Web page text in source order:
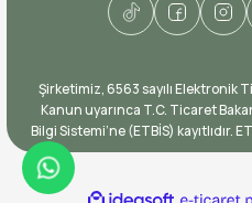
​Şirketimiz, 6563 sayılı Elektronik
Kanun uyarınca T.C. Ticaret
Bilgi Sistemi’ne (ETBİS) kayıtlıdır.
ideasoft